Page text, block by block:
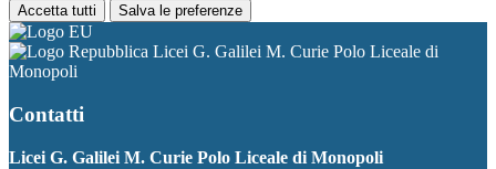
Accetta tutti Salva le preferenze
Licei G. Galilei M. Curie Polo Liceale di
Monopoli
Contatti
Licei G. Galilei M. Curie Polo Liceale di Monopoli